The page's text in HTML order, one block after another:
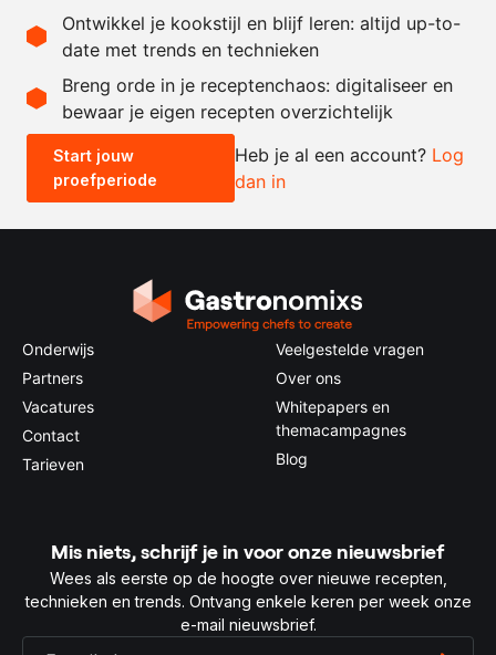
Recept omrekenen
- +
0.5x 1x 2x
Ontwikkel je kookstijl en blijf leren: altijd up-to-
date met trends en technieken
Breng orde in je receptenchaos: digitaliseer en
bewaar je eigen recepten overzichtelijk
Start jouw
proefperiode
Heb je al een account? Log
dan in
Onderwijs
Partners
Vacatures
Contact
Tarieven
Veelgestelde vragen
Over ons
Whitepapers en
themacampagnes
Blog
Mis niets, schrijf je in voor onze nieuwsbrief
Wees als eerste op de hoogte over nieuwe recepten,
technieken en trends. Ontvang enkele keren per week onze
e-mail nieuwsbrief.